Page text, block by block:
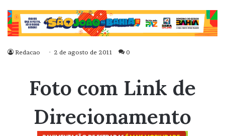
Redacao 2 de agosto de 2011 0
Foto com Link de
Direcionamento